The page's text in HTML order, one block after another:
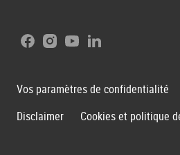
Facebook
Instagram
YoutubeLinkedIn
Vos paramètres de confidentialité
Disclaimer
Cookies et politique